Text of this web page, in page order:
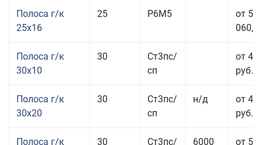
Полоса г/к
25x16
25 Р6М5
от
Полоса г/к
30x10
30
Ст3пс/
сп
от 46
руб.
Полоса г/к
30x20
30
Ст3пс/
сп
н/д
от 44
руб.
Полоса г/к 30 Ст3пс/ 6000 от 50